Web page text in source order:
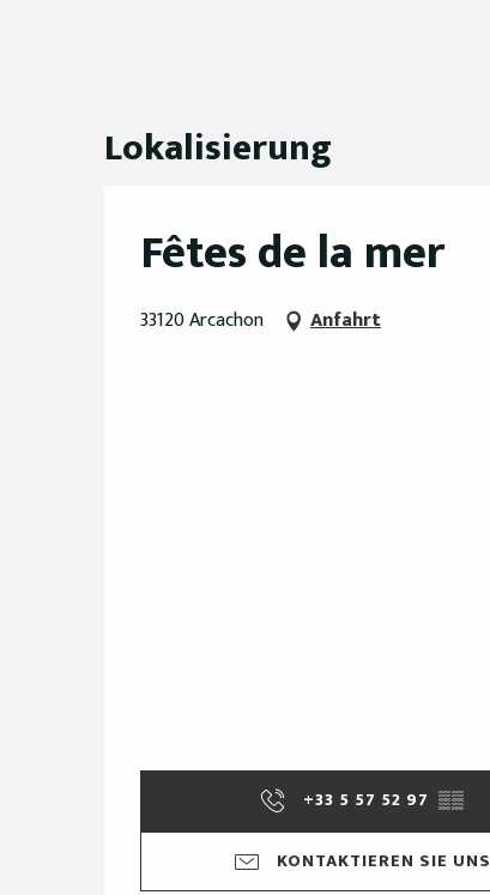
Lokalisierung
Fêtes de la mer
33120 Arcachon Anfahrt
+33 5 57 52 97 ▒▒
KONTAKTIEREN SIE UNS